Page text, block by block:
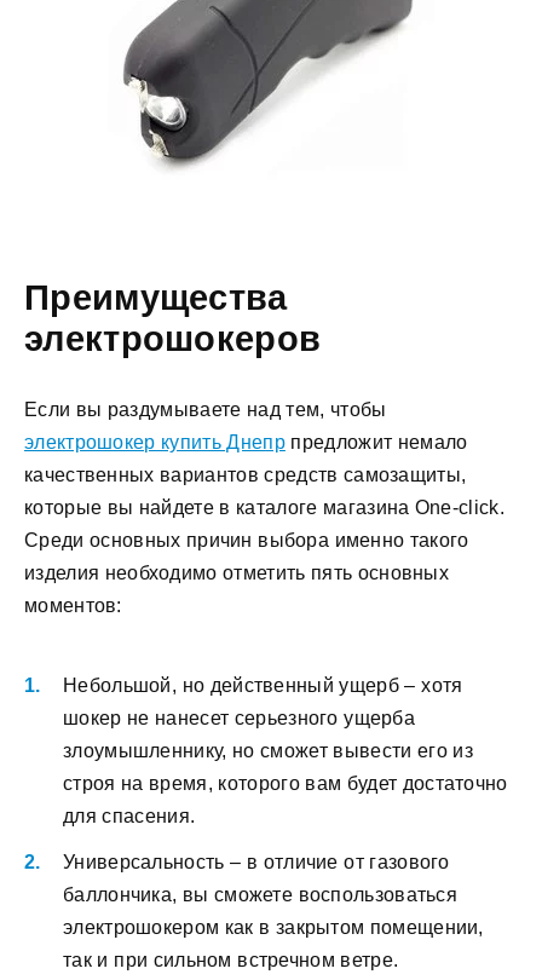
Преимущества
электрошокеров
Если вы раздумываете над тем, чтобы
электрошокер купить Днепрпредложит немало
качественных вариантов средств самозащиты,
которые вы найдете в каталоге магазина One-click.
Среди основных причин выбора именно такого
изделия необходимо отметить пять основных
моментов:
Небольшой, но действенный ущерб – хотя
шокер не нанесет серьезного ущерба
злоумышленнику, но сможет вывести его из
строя на время, которого вам будет достаточно
для спасения.
Универсальность – в отличие от газового
баллончика, вы сможете воспользоваться
электрошокером как в закрытом помещении,
так и при сильном встречном ветре.